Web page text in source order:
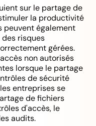
sur le partage de
la productivité
peuvent également
risques
gérées.
non autorisés
lorsque le partage
de sécurité
entreprises se
de fichiers
d'accès, le
audits.